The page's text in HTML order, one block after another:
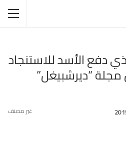
دفع الأسد للاستنجاد
“ديرشبيغل”
غير مصنف